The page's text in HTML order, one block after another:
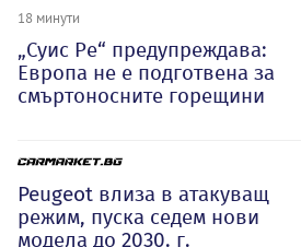
18 минути
„Суис Ре“ предупреждава:
Европа не е подготвена за
смъртоносните горещини
Peugeot влиза в атакуващ
режим, пуска седем нови
модела до 2030. г.